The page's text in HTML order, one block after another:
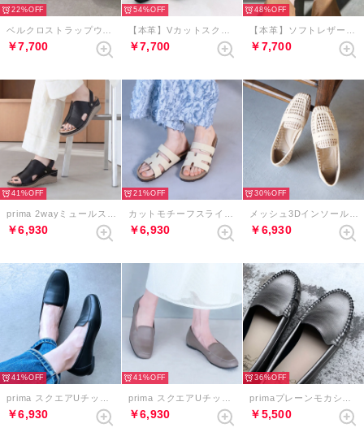
22%
￥7,700
54%
￥7,700
48%
￥7,700
41%
￥6,930
21%
￥6,930
30%
￥6,930
41%
￥6,930
41%
￥6,930
36%
￥5,500